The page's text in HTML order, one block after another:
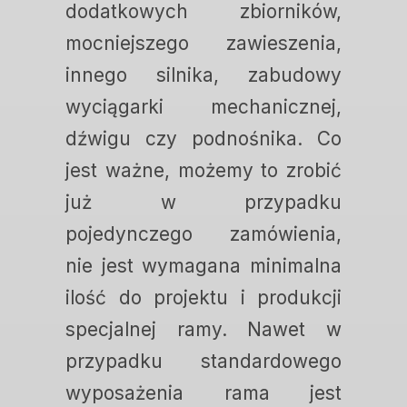
dodatkowych zbiorników,
mocniejszego zawieszenia,
innego silnika, zabudowy
wyciągarki mechanicznej,
dźwigu czy podnośnika. Co
jest ważne, możemy to zrobić
już w przypadku
pojedynczego zamówienia,
nie jest wymagana minimalna
ilość do projektu i produkcji
specjalnej ramy. Nawet w
przypadku standardowego
wyposażenia rama jest